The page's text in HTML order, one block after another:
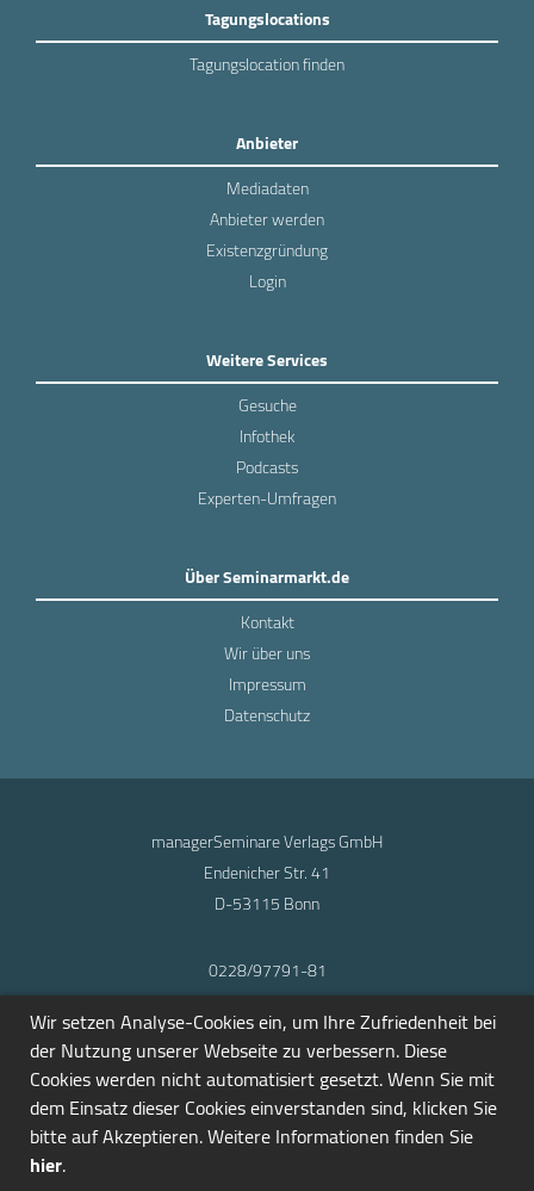
Tagungslocations
Tagungslocation finden
Anbieter
Mediadaten
Anbieter werden
Existenzgründung
Login
Weitere Services
Gesuche
Infothek
Podcasts
Experten-Umfragen
Über Seminarmarkt.de
Kontakt
Wir über uns
Impressum
Datenschutz
managerSeminare Verlags GmbH
Endenicher Str. 41
D-53115 Bonn
0228/97791-81
info@seminarmarkt.de
© 2001-2026
Wir setzen Analyse-Cookies ein, um Ihre Zufriedenheit bei
der Nutzung unserer Webseite zu verbessern. Diese
Cookies werden nicht automatisiert gesetzt. Wenn Sie mit
dem Einsatz dieser Cookies einverstanden sind, klicken Sie
bitte auf Akzeptieren. Weitere Informationen finden Sie
hier.